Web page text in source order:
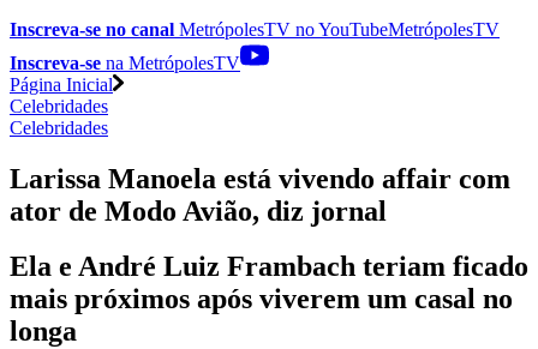
Inscreva-se no canal MetrópolesTV noYouTubeMetrópolesTV
Inscreva-se na MetrópolesTV
Página Inicial
Celebridades
Celebridades
Larissa Manoela está vivendo affair com
ator de Modo Avião, diz jornal
Ela e André Luiz Frambach teriam ficado
mais próximos após viverem um casal no
longa